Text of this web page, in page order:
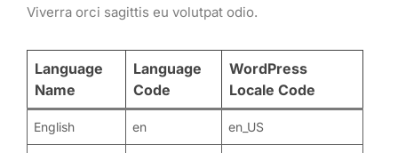
Viverra orci sagittis eu volutpat odio.
Language
Name
Language
Code
WordPress
Locale Code
English en en_US